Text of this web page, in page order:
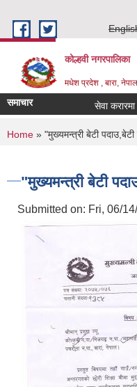
कोल्हवी नगरपालिका
मधेश प्रदेश , बारा, नेपाल
समाचार सेवा करारमा
You are here
Home » "मुख्यमन्त्री बेटी
"मुख्यमन्त्री बेटी
Submitted on: Fri, 06/